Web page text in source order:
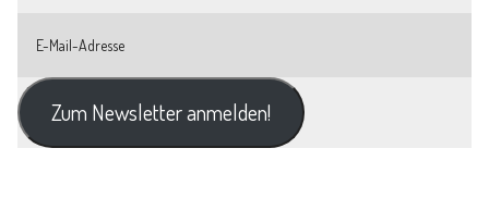
Zum Newsletter anmelden!